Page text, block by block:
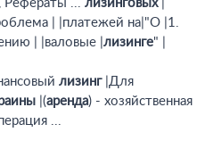
Рефераты ... лизинговых|
| |платежей на|"О |1.
| |валовые | лизинге" |
лизинг|Для
|(аренда) - хозяйственная
...